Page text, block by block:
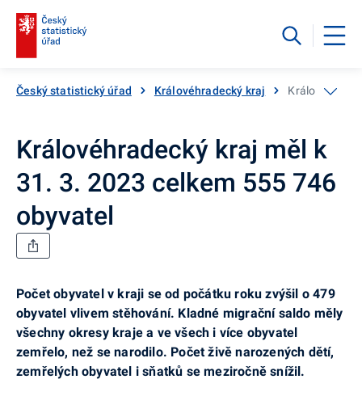
Český statistický úřad Královéhradecký kraj
Královéhradecký kraj měl k
31. 3. 2023 celkem 555 746
obyvatel
Počet obyvatel v kraji se od počátku roku zvýšil o 479
obyvatel vlivem stěhování. Kladné migrační saldo měly
všechny okresy kraje a ve všech i více obyvatel
zemřelo, než se narodilo. Počet živě narozených dětí,
zemřelých obyvatel i sňatků se meziročně snížil.